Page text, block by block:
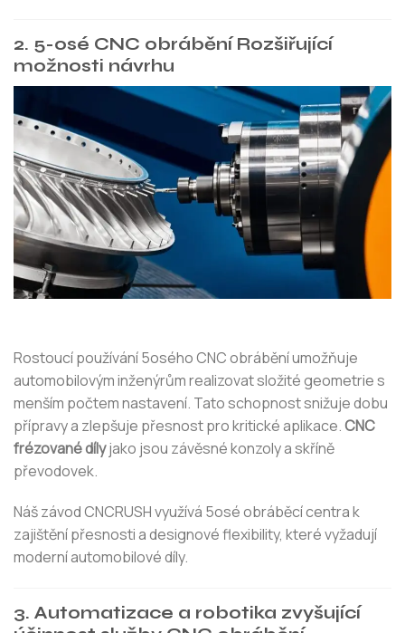
2. 5-osé CNC obrábění Rozšiřující
možnosti návrhu
Rostoucí používání 5osého CNC obrábění umožňuje
automobilovým inženýrům realizovat složité geometrie s
menším počtem nastavení. Tato schopnost snižuje dobu
přípravy a zlepšuje přesnost pro kritické aplikace.CNC
frézované dílyjako jsou závěsné konzoly a skříně
převodovek.
Náš závod CNCRUSH využívá 5osé obráběcí centra k
zajištění přesnosti a designové flexibility, které vyžadují
moderní automobilové díly.
3. Automatizace a robotika zvyšující